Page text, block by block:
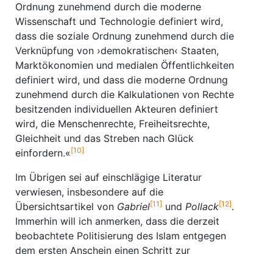
Ordnung zunehmend durch die moderne
Wissenschaft und Technologie definiert wird,
dass die soziale Ordnung zunehmend durch die
Verknüpfung von ›demokratischen‹ Staaten,
Marktökonomien und medialen Öffentlichkeiten
definiert wird, und dass die moderne Ordnung
zunehmend durch die Kalkulationen von Rechte
besitzenden individuellen Akteuren definiert
wird, die Menschenrechte, Freiheitsrechte,
Gleichheit und das Streben nach Glück
einfordern.«[10]
Im Übrigen sei auf einschlägige Literatur
verwiesen, insbesondere auf die
Übersichtsartikel von Gabriel[11] und Pollack[12].
Immerhin will ich anmerken, dass die derzeit
beobachtete Politisierung des Islam entgegen
dem ersten Anschein einen Schritt zur